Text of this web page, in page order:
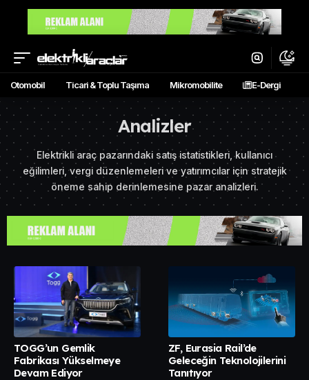
Otomobil Ticari & Toplu Taşıma Mikromobilite E-Dergi
Analizler
Elektrikli araç pazarındaki satış istatistikleri, kullanıcı
eğilimleri, vergi düzenlemeleri ve yatırımcılar için stratejik
öneme sahip derinlemesine pazar analizleri.
TOGG’un Gemlik
Fabrikası Yükselmeye
Devam Ediyor
ZF, Eurasia Rail’de
Geleceğin Teknolojilerini
Tanıtıyor